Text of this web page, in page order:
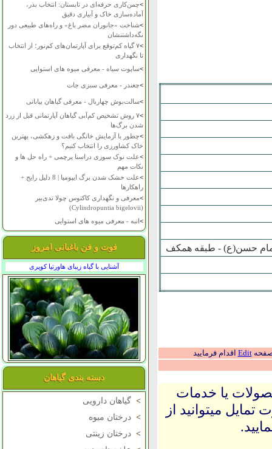
>چمن‌کاری حرفه‌ای در تابستان: انتخاب بذر،
آماده‌سازی خاک و آبیاری دقیق
>شناخت «جانوران مضر باغ» و راه‌های طبیعی دور
نگه‌داشتنشان
>
۷ گیاه کم‌توقع برای آپارتمان‌های کم‌نور؛ از انتخاب
تا نگهداری
>ساپوت سیاه - معرفی میوه های استوایی
>چغندر - معرفی سبزی جات
>سالت‌بوش چهاربال - معرفی گیاهان بیابانی
>
۷ روش تشخیص کم‌آبی گیاهان آپارتمانی قبل از زرد
شدن برگ‌ها
>چطور با آزمایش خانگی بافت و زهکشی، بهترین
خاک کشاورزی را انتخاب کنیم؟
>علت نوک سوزی دراسنا پرچمی + راه حل ها و
نکات مهم
>
علت خشک شدن برگ ایپومیا | 8 دلیل رایج +
راهکارها
>معرفی و نگهداری کاکتوس چولا تدی‌بیر
(Cylindropuntia bigelovii)
>انبه - معرفی میوه های استوایی
فوت و فن باغبانی امروز
آشنایی با گیاه زیبای هاورتیا کوپری
دسته بندی گیاهان
> گیاهان دارویی
> درختان میوه
> درختان زینتی
حسن(ع) - طبقه همکف
صفحهEdit اقدام فرمایید
یا خدمات
میتوانید از